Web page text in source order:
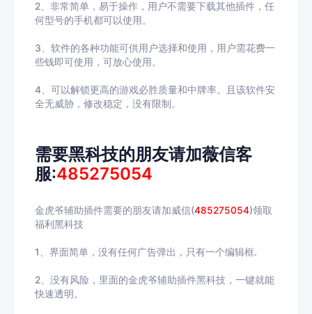
2、非常简单，易于操作，用户不需要下载其他插件，任
何型号的手机都可以使用。
3、软件的各种功能可供用户选择和使用，用户需花费一
些钱即可使用，可放心使用。
4、可以解锁更高的游戏必胜质量和中牌率。且该软件安
全无威胁，修改稳定，没有限制。
需要黑科技的朋友请加薇信客
服:485275054
金虎爷辅助插件需要的朋友请加威信(485275054)领取
福利黑科技
1、界面简单，没有任何广告弹出，只有一个编辑框.
2、没有风险，里面的金虎爷辅助插件黑科技，一键就能
快速透明。